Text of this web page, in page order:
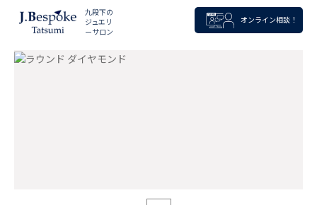
九段下の
ジュエリ
ーサロン
オンライン相談！